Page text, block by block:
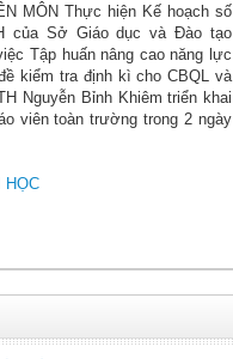
MÔN Thực hiện Kế hoạch số
của Sở Giáo dục và Đào tạo
Tập huấn nâng cao năng lực
kiểm tra định kì cho CBQL và
Nguyễn Bỉnh Khiêm triển khai
viên toàn trường trong 2 ngày
HỌC